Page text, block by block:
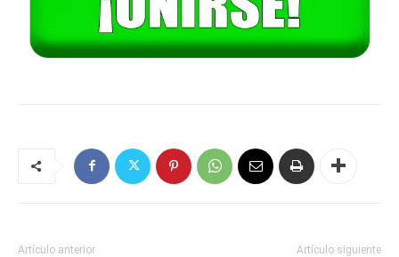
Artículo anterior Artículo siguiente